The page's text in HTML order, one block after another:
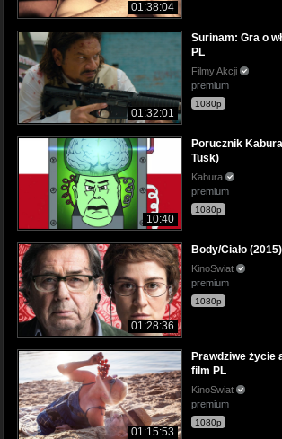
01:38:04
01:32:01
Surinam: Gra o
PL
Filmy Akcji
premium
1080p
10:40
Porucznik
Tusk)
Kabura
premium
1080p
01:28:36
Body/Ciało
KinoSwiat
premium
1080p
01:15:53
Prawdziwe życie
film PL
KinoSwiat
premium
1080p